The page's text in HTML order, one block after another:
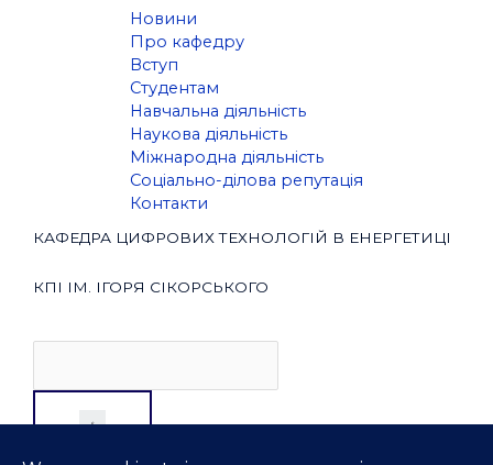
Новини
Про кафедру
Вступ
Студентам
Навчальна діяльність
Наукова діяльність
Міжнародна діяльність
Соціально-ділова репутація
Контакти
КАФЕДРА ЦИФРОВИХ ТЕХНОЛОГІЙ В ЕНЕРГЕТИЦІ
КПІ ІМ. ІГОРЯ СІКОРСЬКОГО